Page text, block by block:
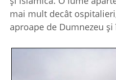
mai mult decât
aproape de Dumnezeu şi